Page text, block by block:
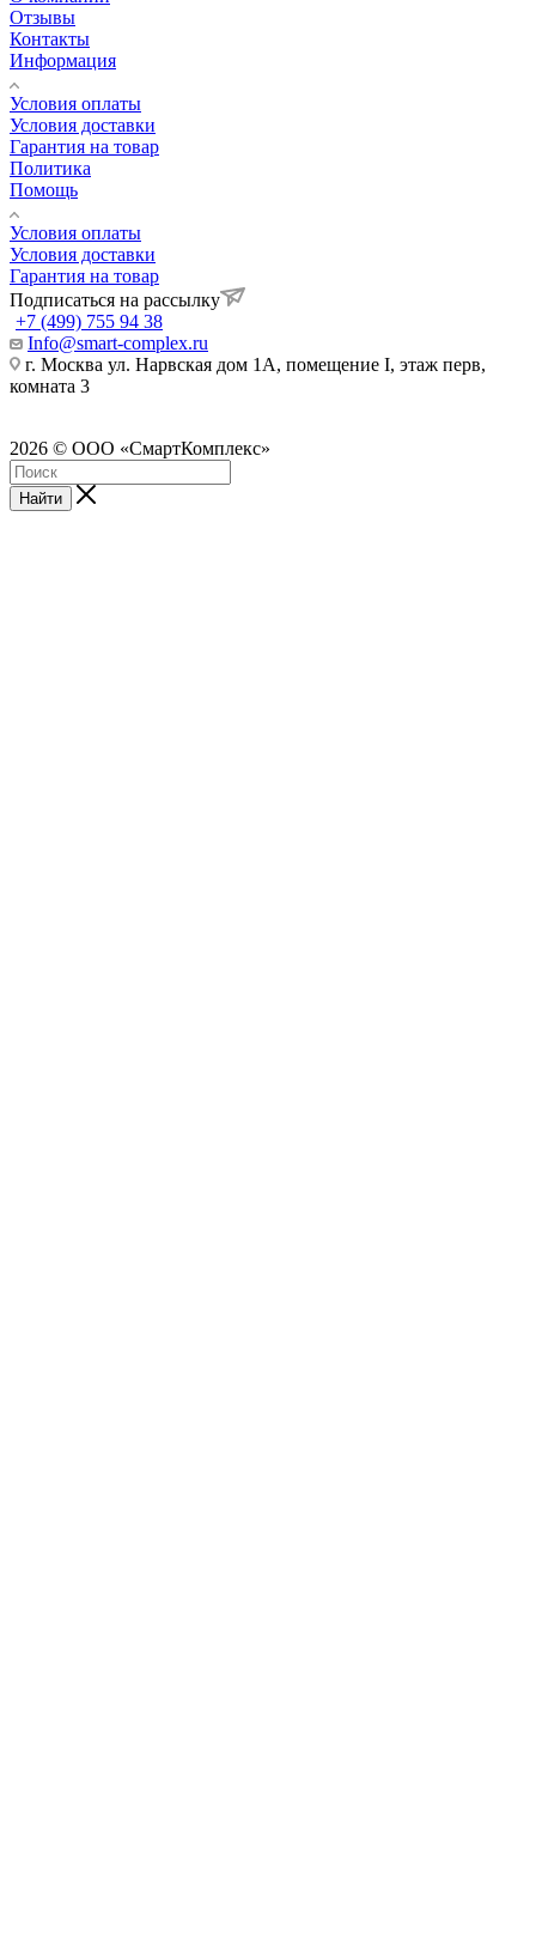
Отзывы
Контакты
Информация
Условия оплаты
Условия доставки
Гарантия на товар
Политика
Помощь
Условия оплаты
Условия доставки
Гарантия на товар
Подписаться на рассылку
+7 (499) 755 94 38
Info@smart-complex.ru
г. Москва ул. Нарвская дом 1А, помещение I, этаж перв,
комната 3
2026 © ООО «СмартКомплекс»
Найти